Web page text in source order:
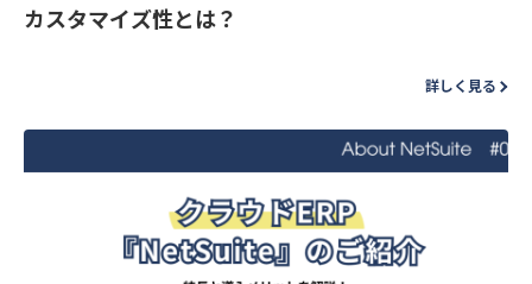
カスタマイズ性とは？
詳しく見る